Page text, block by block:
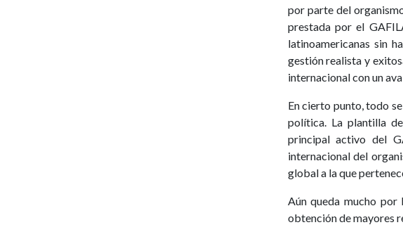
por parte del
prestada por el
latinoamericanas sin
gestión realista y
internacional con un
En cierto punto, todo
política. La plantilla
principal activo del
internacional del
global a la que
Aún queda mucho
obtención de mayores